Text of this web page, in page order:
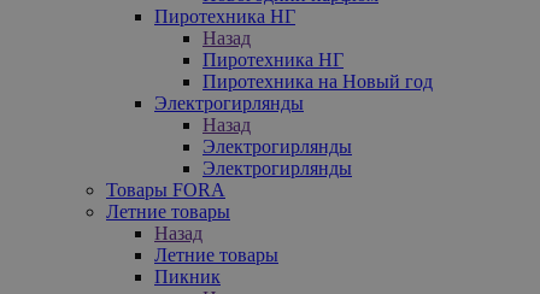
Пиротехника НГ
Назад
Пиротехника НГ
Пиротехника на Новый год
Электрогирлянды
Назад
Электрогирлянды
Электрогирлянды
Товары FORA
Летние товары
Назад
Летние товары
Пикник